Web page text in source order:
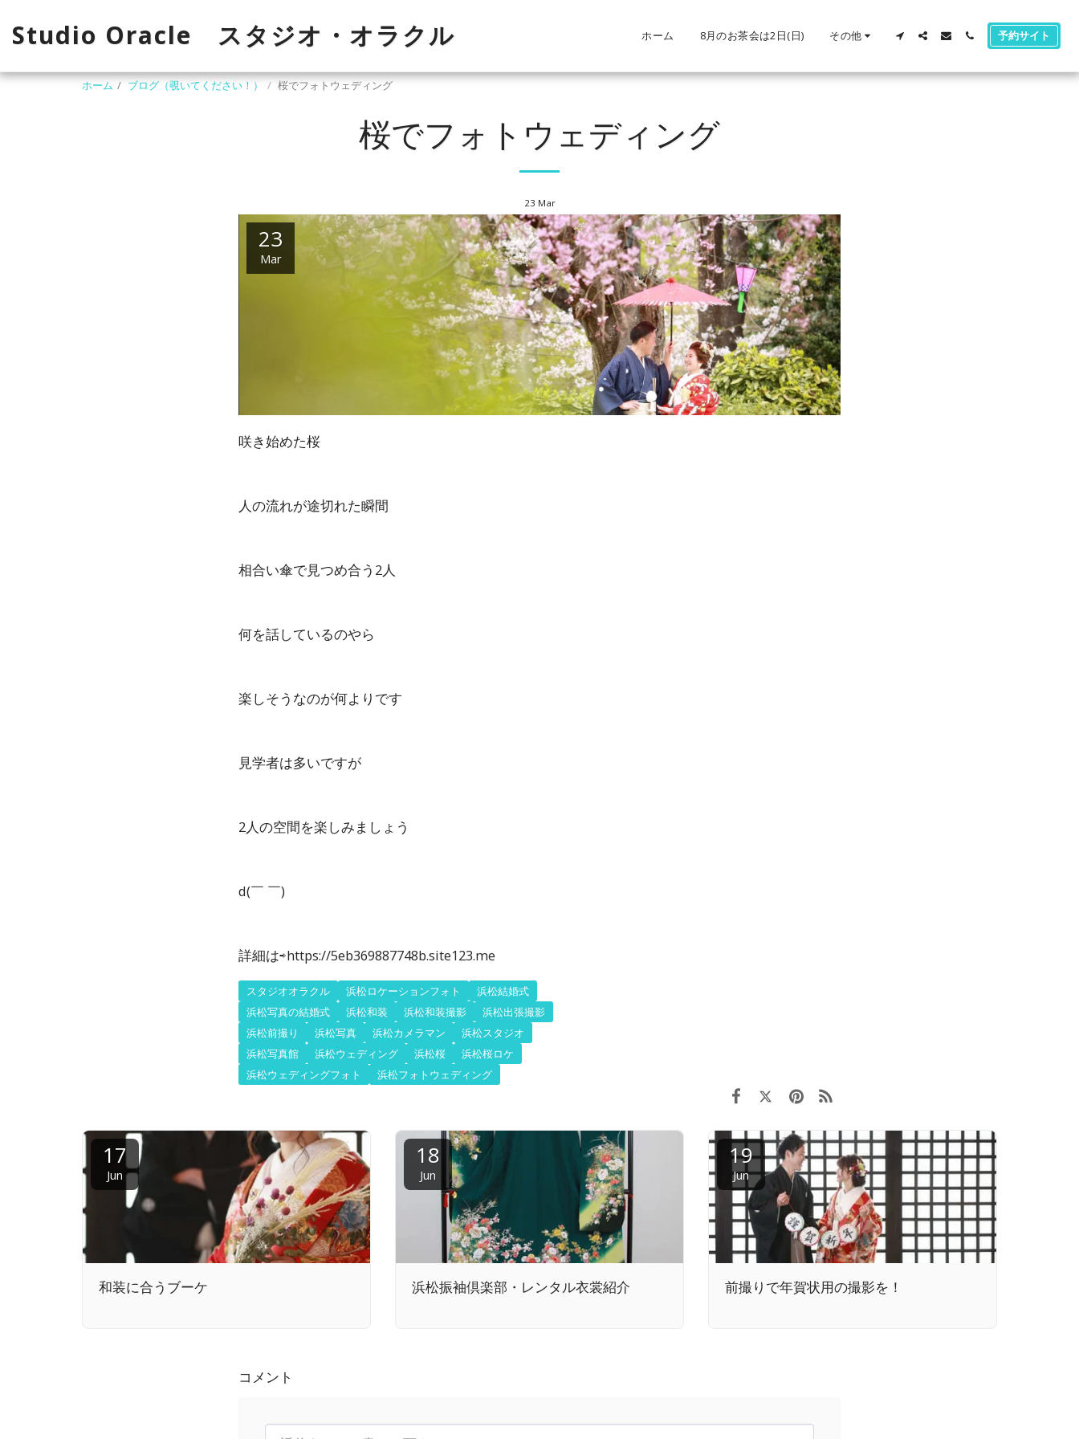
Studio Oracle スタジオ・オラクル ホーム 8月のお茶会は2日(日) その他 予約サイト
ホーム ブログ（覗いてください！） 桜でフォトウェディング
桜でフォトウェディング
23 Mar
23
Mar
咲き始めた桜
人の流れが途切れた瞬間
相合い傘で見つめ合う2人
何を話しているのやら
楽しそうなのが何よりです
見学者は多いですが
2人の空間を楽しみましょう
d(￣ ￣)
詳細は⇨https://5eb369887748b.site123.me
スタジオオラクル 浜松ロケーションフォト
浜松結婚式
浜松写真の結婚式
浜松和装 浜松和装撮影
浜松出張撮影
浜松前撮り
浜松写真 浜松カメラマン
浜松スタジオ
浜松写真館
浜松ウェディング 浜松桜
浜松桜ロケ
浜松ウェディングフォト
浜松フォトウェディング
17
Jun
和装に合うブーケ
18
Jun
浜松振袖倶楽部・レンタル衣裳紹介
19
Jun
前撮りで年賀状用の撮影を！
コメント